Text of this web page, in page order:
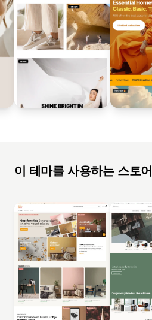
이 테마를 사용하는 스토어